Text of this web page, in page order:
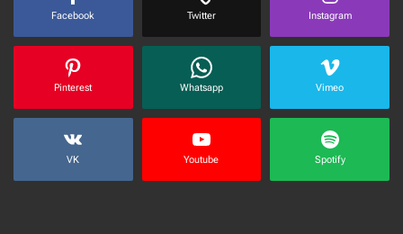
Facebook Twitter Instagram
Pinterest Whatsapp Vimeo
VK Youtube Spotify